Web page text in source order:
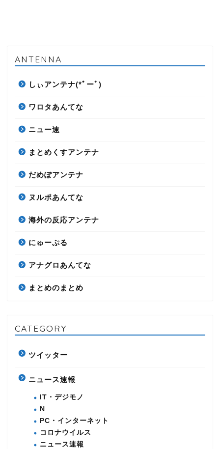
ANTENNA
しぃアンテナ(*ﾟーﾟ)
ワロタあんてな
ニュー速
まとめくすアンテナ
だめぽアンテナ
ヌルポあんてな
海外の反応アンテナ
にゅーぷる
アナグロあんてな
まとめのまとめ
CATEGORY
ツイッター
ニュース速報
IT・デジモノ
N
PC・インターネット
コロナウイルス
ニュース速報